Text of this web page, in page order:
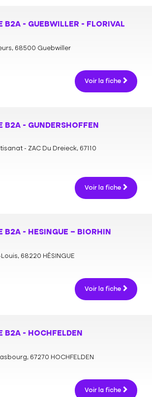
B2A - GUEBWILLER - FLORIVAL
68500 Guebwiller
Voir la fiche
B2A - GUNDERSHOFFEN
- ZAC Du Dreieck, 67110
Voir la fiche
B2A - HESINGUE – BIORHIN
Louis, 68220 HÉSINGUE
Voir la fiche
B2A - HOCHFELDEN
67270 HOCHFELDEN
Voir la fiche